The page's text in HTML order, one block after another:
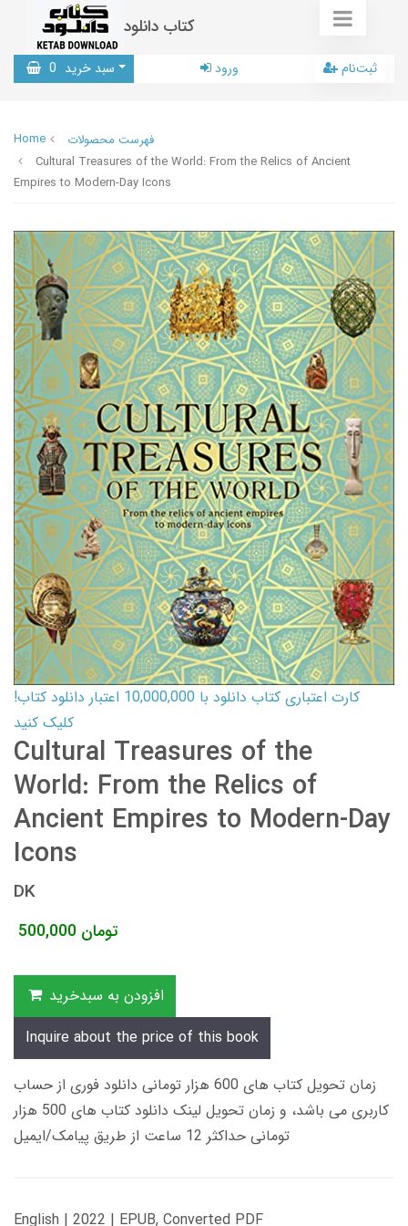
کتاب دانلود
سبد خرید 0 ورود ثبت‌نام
Home
فهرست محصولات
Cultural Treasures of the World: From the Relics of Ancient
Empires to Modern-Day Icons
کارت اعتباری کتاب دانلود با 10,000,000 اعتبار دانلود کتاب!
کلیک کنید
Cultural Treasures of the
World: From the Relics of
Ancient Empires to Modern-Day
Icons
DK
500,000 تومان
افزودن به سبدخرید
Inquire about the price of this book
زمان تحویل کتاب های 600 هزار تومانی دانلود فوری از حساب
کاربری می باشد، و زمان تحویل لینک دانلود کتاب های 500 هزار
تومانی حداکثر 12 ساعت از طریق پیامک/ایمیل
English | 2022 | EPUB, Converted PDF